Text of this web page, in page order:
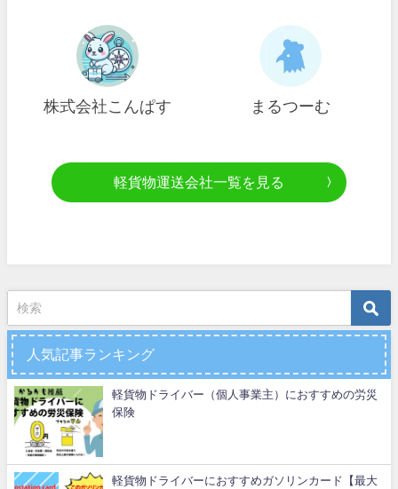
株式会社こんぱす まるつーむ
軽貨物運送会社一覧を見る
人気記事ランキング
軽貨物ドライバー（個人事業主）におすすめの労災
保険
軽貨物ドライバーにおすすめガソリンカード【最大